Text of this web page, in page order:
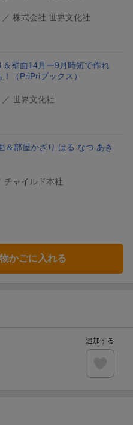
／ 株式会社 世界文化社
壁面14月ー9月 時短で作れ
（PriPriブックス）
／ 世界文化社
＆部屋かざり はる なつ あき
チャイルド本社
かごに入れる
追加する